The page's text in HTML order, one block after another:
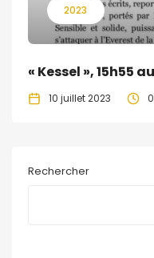
2023
« Kessel », 15h55
10 juillet 2023
Rechercher